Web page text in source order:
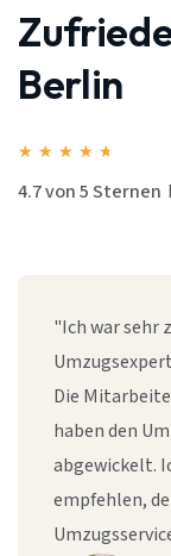
Berlin
★ ★ ★ ★ ★
4.7 von 5 Sternen
"Ich war sehr
Die
haben den
abgewickelt.
empfehlen,